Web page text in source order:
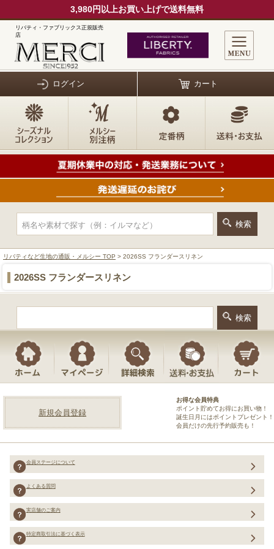
3,980円以上お買い上げで送料無料
リバティ・ファブリックス正規販売
店
ログイン カート
リバティなど生地の通販・メルシー TOP > 2026SS フランダースリネン
2026SS フランダースリネン
新規会員登録
お得な会員特典
ポイント貯めてお得にお買い物！
誕生日月にはポイントプレゼント！
会員だけの先行予約販売も！
会員ステージについて
よくある質問
実店舗のご案内
特定商取引法に基づく表示